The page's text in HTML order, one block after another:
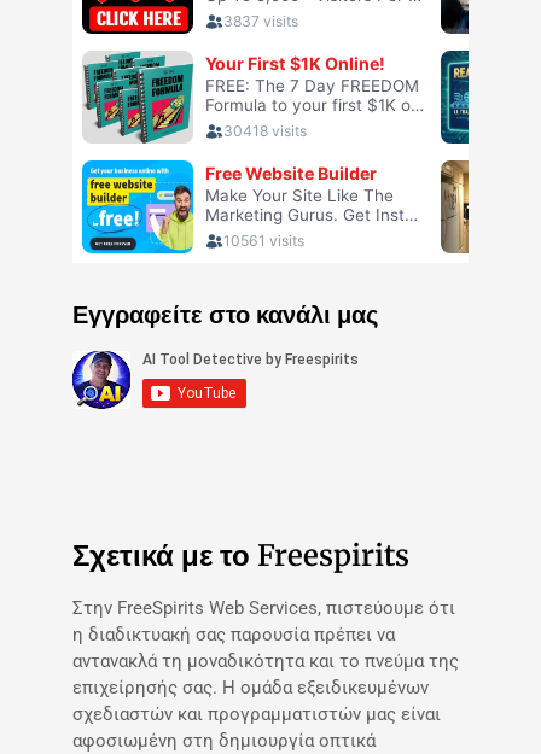
Εγγραφείτε στο κανάλι μας
Σχετικά με το Freespirits
Στην FreeSpirits Web Services, πιστεύουμε ότι
η διαδικτυακή σας παρουσία πρέπει να
αντανακλά τη μοναδικότητα και το πνεύμα της
επιχείρησής σας. Η ομάδα εξειδικευμένων
σχεδιαστών και προγραμματιστών μας είναι
αφοσιωμένη στη δημιουργία οπτικά